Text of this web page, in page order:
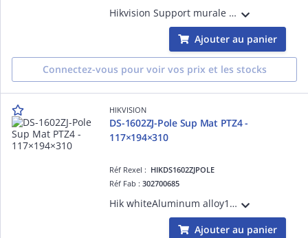
Hikvision Support murale pour speeddome avec box de connection et montage coinCouleur Hik blanc, alu et acier, 255.5×314×542.5mm
Ajouter au panier
Connectez-vous pour voir vos prix et les stocks
HIKVISION
DS-1602ZJ-Pole Sup Mat PTZ4 -
117×194×310
Réf Rexel : HIKDS1602ZJPOLE
Réf Fab :302700685
Hik whiteAluminum alloy117×194×310mm
Ajouter au panier